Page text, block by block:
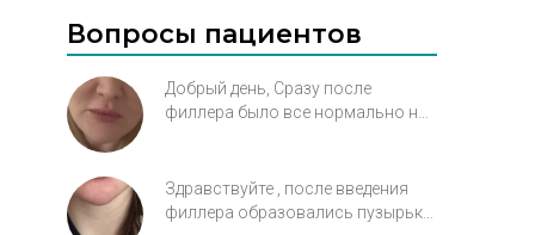
Вопросы пациентов
Добрый день, Сразу после
филлера было все нормально но
появилась ужасная складка от
нижнего уголка рта с одной
Здравствуйте , после введения
филлера образовались пузырьки